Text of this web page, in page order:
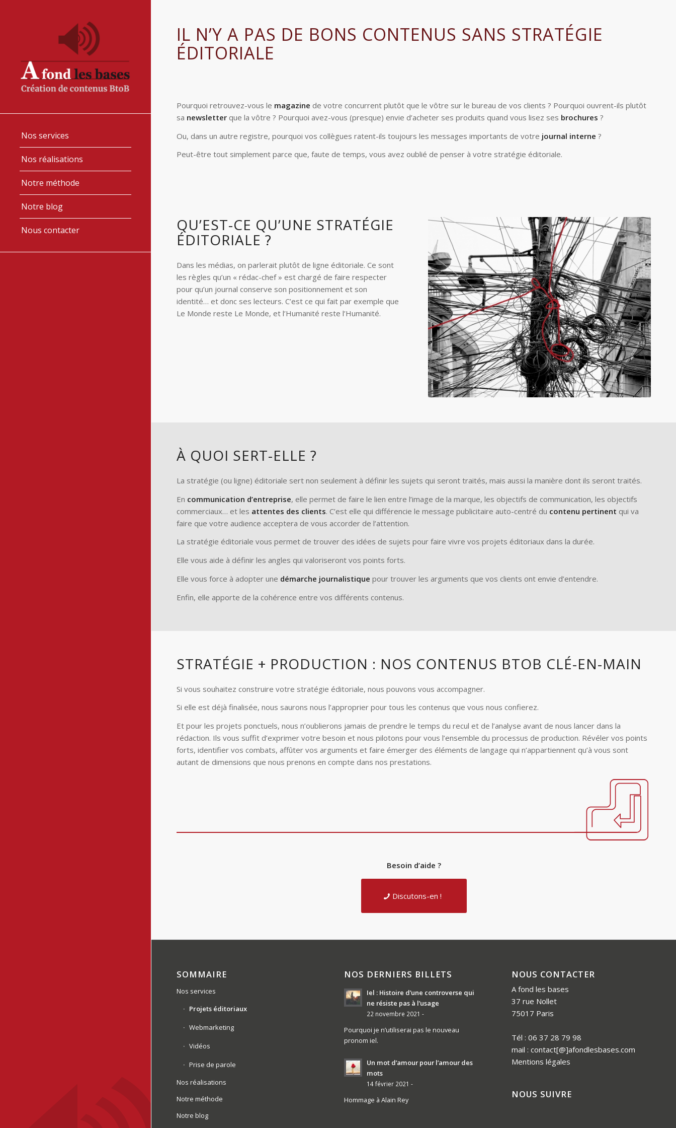
Nos services
Nos réalisations
Notre méthode
Notre blog
Nous contacter
IL N’Y A PAS DE BONS CONTENUS SANS STRATÉGIE
ÉDITORIALE
Pourquoi retrouvez-vous le magazine de votre concurrent plutôt que le vôtre sur le bureau de vos clients ? Pourquoi ouvrent-ils plutôt
sa newsletter que la vôtre ? Pourquoi avez-vous (presque) envie d’acheter ses produits quand vous lisez ses brochures ?
Ou, dans un autre registre, pourquoi vos collègues ratent-ils toujours les messages importants de votre journal interne ?
Peut-être tout simplement parce que, faute de temps, vous avez oublié de penser à votre stratégie éditoriale.
QU’EST-CE QU’UNE STRATÉGIE
ÉDITORIALE ?
Dans les médias, on parlerait plutôt de ligne éditoriale. Ce sont
les règles qu’un « rédac-chef » est chargé de faire respecter
pour qu’un journal conserve son positionnement et son
identité… et donc ses lecteurs. C’est ce qui fait par exemple que
Le Monde reste Le Monde, et l’Humanité reste l’Humanité.
À QUOI SERT-ELLE ?
La stratégie (ou ligne) éditoriale sert non seulement à définir les sujets qui seront traités, mais aussi la manière dont ils seront traités.
En communication d’entreprise, elle permet de faire le lien entre l’image de la marque, les objectifs de communication, les objectifs
commerciaux… et les attentes des clients. C’est elle qui différencie le message publicitaire auto-centré du contenu pertinent qui va
faire que votre audience acceptera de vous accorder de l’attention.
La stratégie éditoriale vous permet de trouver des idées de sujets pour faire vivre vos projets éditoriaux dans la durée.
Elle vous aide à définir les angles qui valoriseront vos points forts.
Elle vous force à adopter une démarche journalistique pour trouver les arguments que vos clients ont envie d’entendre.
Enfin, elle apporte de la cohérence entre vos différents contenus.
STRATÉGIE + PRODUCTION : NOS CONTENUS BTOB CLÉ-EN-MAIN
Si vous souhaitez construire votre stratégie éditoriale, nous pouvons vous accompagner.
Si elle est déjà finalisée, nous saurons nous l’approprier pour tous les contenus que vous nous confierez.
Et pour les projets ponctuels, nous n’oublierons jamais de prendre le temps du recul et de l’analyse avant de nous lancer dans la
rédaction. Ils vous suffit d’exprimer votre besoin et nous pilotons pour vous l’ensemble du processus de production. Révéler vos points
forts, identifier vos combats, affûter vos arguments et faire émerger des éléments de langage qui n’appartiennent qu’à vous sont
autant de dimensions que nous prenons en compte dans nos prestations.
Besoin d’aide ?
Discutons-en !
SOMMAIRE
Nos services
Projets éditoriaux
Webmarketing
Vidéos
Prise de parole
Nos réalisations
Notre méthode
Notre blog
NOS DERNIERS BILLETS
Iel : Histoire d’une controverse qui
ne résiste pas à l’usage
22 novembre 2021 -
Pourquoi je n’utiliserai pas le nouveau
pronom iel.
Un mot d’amour pour l’amour des
mots
14 février 2021 -
Hommage à Alain Rey
NOUS CONTACTER
A fond les bases
37 rue Nollet
75017 Paris
Tél : 06 37 28 79 98
mail : contact[@]afondlesbases.com
Mentions légales
NOUS SUIVRE